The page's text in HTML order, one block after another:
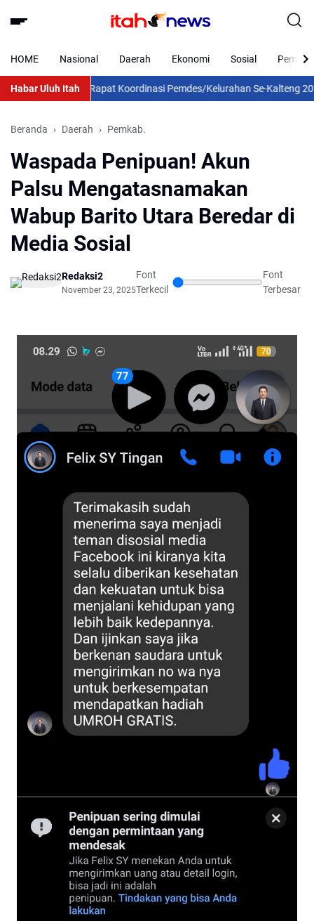
HOME Nasional Daerah Ekonomi Sosial
Habar Uluh ItahRapat Koordinasi Pemdes/Kelurahan Se-Kalteng 2026:
Beranda Daerah Pemkab.
Waspada Penipuan! Akun
Palsu Mengatasnamakan
Wabup Barito Utara Beredar di
Media Sosial
Redaksi2
November 23, 2025
Font
Terkecil
Font
Terbesar